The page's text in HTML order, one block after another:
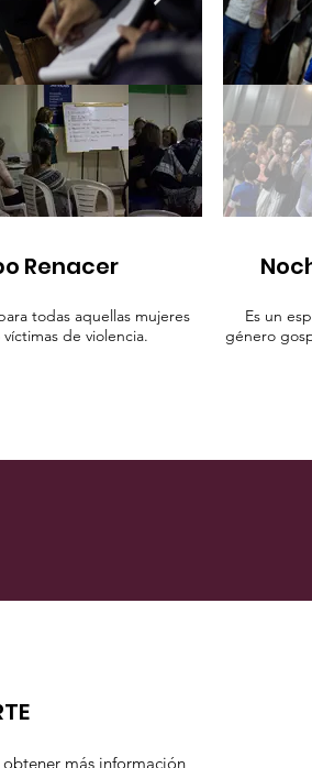
Renacer
todas aquellas mujeres
de violencia.
Es un
género
obtener más información